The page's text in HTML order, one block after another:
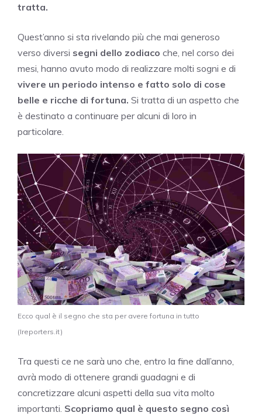
tratta.
Quest’anno si sta rivelando più che mai generoso
verso diversi segni dello zodiaco che, nel corso dei
mesi, hanno avuto modo di realizzare molti sogni e di
vivere un periodo intenso e fatto solo di cose
belle e ricche di fortuna. Si tratta di un aspetto che
è destinato a continuare per alcuni di loro in
particolare.
Ecco qual è il segno che sta per avere fortuna in tutto
(Ireporters.it)
Tra questi ce ne sarà uno che, entro la fine dall’anno,
avrà modo di ottenere grandi guadagni e di
concretizzare alcuni aspetti della sua vita molto
importanti. Scopriamo qual è questo segno così